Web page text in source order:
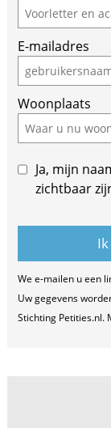
you
are
a
human,
ignore
this
field
E-mailadres
Woonplaats
Ja, mijn
zichtbaar
We e-mailen u een
Uw gegevens
Stichting Petities.nl.